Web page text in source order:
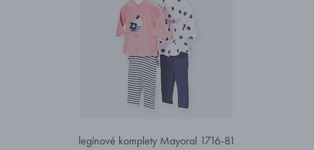
legínové komplety Mayoral 1716-81